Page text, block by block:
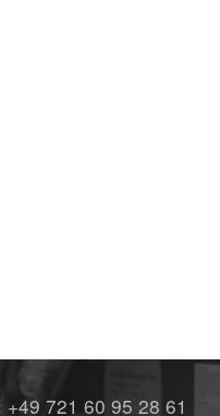
+49 721 60 95 28 61